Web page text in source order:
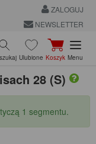
ZALOGUJ
NEWSLETTER
Ulubione Koszyk Menu
28 (S)
1 segmentu.